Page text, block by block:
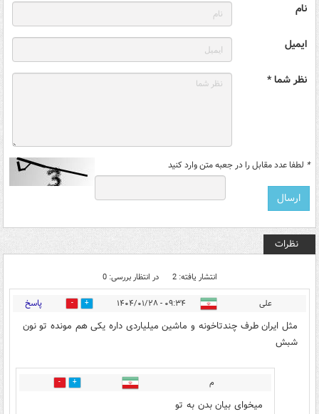
نام
ایمیل
نظر شما *
* لطفا عدد مقابل را در جعبه متن وارد کنید
نظرات
انتشار یافته: 2 در انتظار بررسی: 0
علی ۰۹:۳۴ - ۱۴۰۴/۰۱/۲۸ 3 پاسخ
مثل ایران طرف چندتاخونه و ماشین میلیاردی داره یکی هم مونده تو نون
شبش
م 2
میخوای بیان بدن به تو